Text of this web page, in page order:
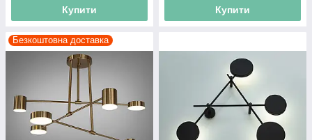
Купити Купити
Безкоштовна доставка